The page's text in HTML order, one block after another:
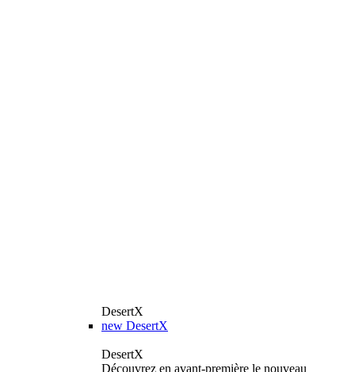
DesertX
new DesertX
DesertX
Découvrez en avant-première le nouveau